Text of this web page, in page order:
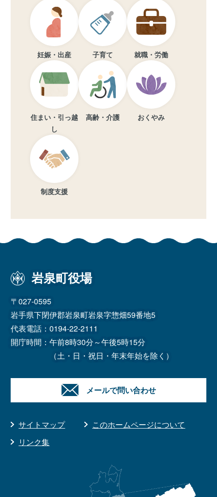
妊娠・出産 子育て 就職・労働
住まい・引っ越
し
高齢・介護 おくやみ
制度支援
岩泉町役場
〒027-0595
岩手県下閉伊郡岩泉町岩泉字惣畑59番地5
代表電話：0194-22-2111
開庁時間：午前8時30分～午後5時15分
（土・日・祝日・年末年始を除く）
メールで問い合わせ
サイトマップ
このホームページについて
リンク集